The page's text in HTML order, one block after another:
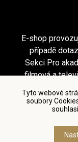
Tyto webové
soubory
E-shop
případě
Sekci Pro
filmová a
Podmínky